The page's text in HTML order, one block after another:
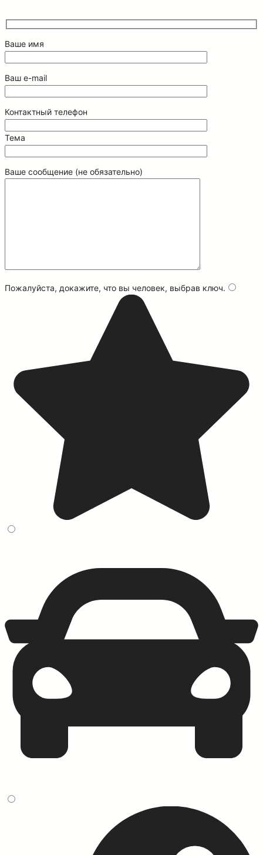
Ваше имя
Ваш e-mail
Контактный телефон
Тема
Ваше сообщение (не обязательно)
Пожалуйста, докажите, что вы человек, выбрав ключ.